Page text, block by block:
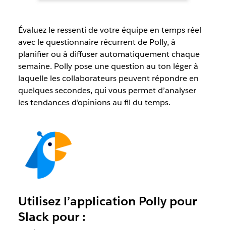
Évaluez le ressenti de votre équipe en temps réel
avec le questionnaire récurrent de Polly, à
planifier ou à diffuser automatiquement chaque
semaine. Polly pose une question au ton léger à
laquelle les collaborateurs peuvent répondre en
quelques secondes, qui vous permet d’analyser
les tendances d’opinions au fil du temps.
Utilisez l’application Polly pour
Slack pour :